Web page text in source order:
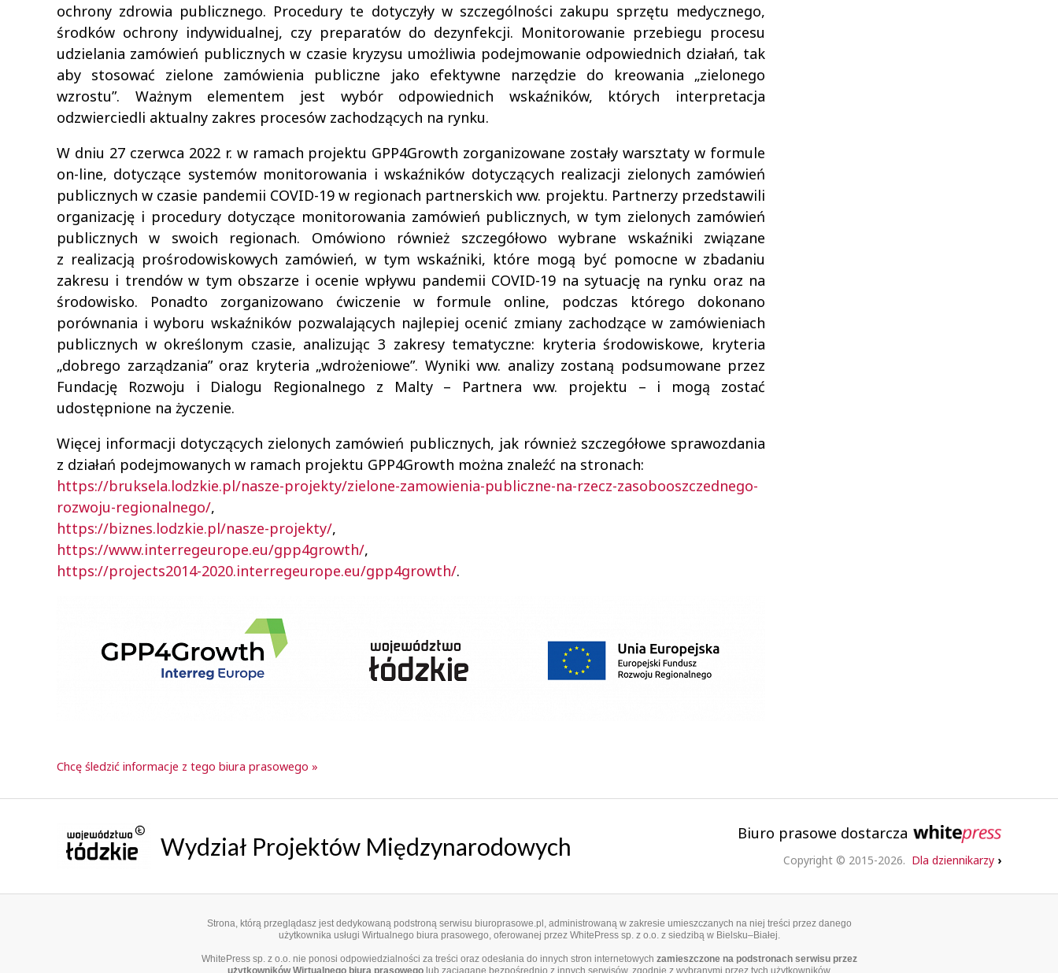
ochrony zdrowia publicznego. Procedury te dotyczyły w szczególności zakupu sprzętu medycznego,
środków ochrony indywidualnej, czy preparatów do dezynfekcji. Monitorowanie przebiegu procesu
udzielania zamówień publicznych w czasie kryzysu umożliwia podejmowanie odpowiednich działań, tak
aby stosować zielone zamówienia publiczne jako efektywne narzędzie do kreowania „zielonego
wzrostu”. Ważnym elementem jest wybór odpowiednich wskaźników, których interpretacja
odzwierciedli aktualny zakres procesów zachodzących na rynku.
W dniu 27 czerwca 2022 r. w ramach projektu GPP4Growth zorganizowane zostały warsztaty w formule
on-line, dotyczące systemów monitorowania i wskaźników dotyczących realizacji zielonych zamówień
publicznych w czasie pandemii COVID-19 w regionach partnerskich ww. projektu. Partnerzy przedstawili
organizację i procedury dotyczące monitorowania zamówień publicznych, w tym zielonych zamówień
publicznych w swoich regionach. Omówiono również szczegółowo wybrane wskaźniki związane
z realizacją prośrodowiskowych zamówień, w tym wskaźniki, które mogą być pomocne w zbadaniu
zakresu i trendów w tym obszarze i ocenie wpływu pandemii COVID-19 na sytuację na rynku oraz na
środowisko. Ponadto zorganizowano ćwiczenie w formule online, podczas którego dokonano
porównania i wyboru wskaźników pozwalających najlepiej ocenić zmiany zachodzące w zamówieniach
publicznych w określonym czasie, analizując 3 zakresy tematyczne: kryteria środowiskowe, kryteria
„dobrego zarządzania” oraz kryteria „wdrożeniowe”. Wyniki ww. analizy zostaną podsumowane przez
Fundację Rozwoju i Dialogu Regionalnego z Malty – Partnera ww. projektu – i mogą zostać
udostępnione na życzenie.
Więcej informacji dotyczących zielonych zamówień publicznych, jak również szczegółowe sprawozdania
z działań podejmowanych w ramach projektu GPP4Growth można znaleźć na stronach:
https://bruksela.lodzkie.pl/nasze-projekty/zielone-zamowienia-publiczne-na-rzecz-zasobooszczednego-
rozwoju-regionalnego/,
https://biznes.lodzkie.pl/nasze-projekty/,
https://www.interregeurope.eu/gpp4growth/,
https://projects2014-2020.interregeurope.eu/gpp4growth/.
Chcę śledzić informacje z tego biura prasowego »
Wydział Projektów Międzynarodowych Biuro prasowe dostarcza
Copyright © 2015-2026. Dla dziennikarzy ›
Strona, którą przeglądasz jest dedykowaną podstroną serwisu biuroprasowe.pl, administrowaną w zakresie umieszczanych na niej treści przez danego
użytkownika usługi Wirtualnego biura prasowego, oferowanej przez WhitePress sp. z o.o. z siedzibą w Bielsku–Białej.
WhitePress sp. z o.o. nie ponosi odpowiedzialności za treści oraz odesłania do innych stron internetowych zamieszczone na podstronach serwisu przez
użytkowników Wirtualnego biura prasowego lub zaciągane bezpośrednio z innych serwisów, zgodnie z wybranymi przez tych użytkowników